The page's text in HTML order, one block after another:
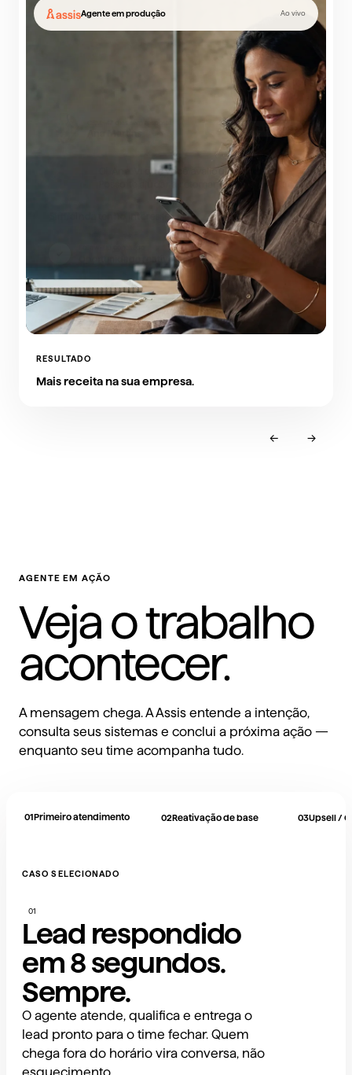
Agente em produção Ao vivo
RESULTADO
Mais receita na sua empresa.
← →
AGENTE EM AÇÃO
Veja o trabalho
acontecer.
A mensagem chega. A Assis entende a intenção,
consulta seus sistemas e conclui a próxima ação —
enquanto seu time acompanha tudo.
01Primeiro atendimento 02Reativação de base 03Upsell /
CASO SELECIONADO
01
Lead respondido
em 8 segundos.
Sempre.
O agente atende, qualifica e entrega o
lead pronto para o time fechar. Quem
chega fora do horário vira conversa, não
esquecimento.